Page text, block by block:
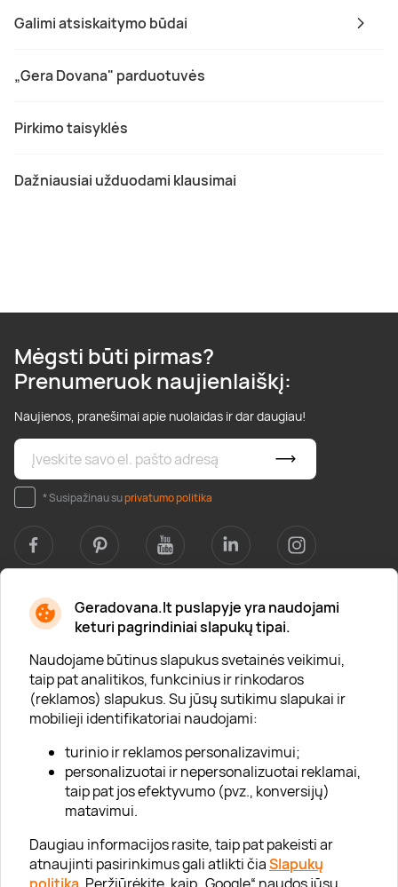
Geradovana.lt puslapyje yra naudojami
keturi pagrindiniai slapukų tipai.
Naudojame būtinus slapukus svetainės veikimui,
taip pat analitikos, funkcinius ir rinkodaros
(reklamos) slapukus. Su jūsų sutikimu slapukai ir
mobilieji identifikatoriai naudojami:
turinio ir reklamos personalizavimui;
personalizuotai ir nepersonalizuotai reklamai,
taip pat jos efektyvumo (pvz., konversijų)
matavimui.
Daugiau informacijos rasite, taip pat pakeisti ar
atnaujinti pasirinkimus gali atlikti čiaSlapukų
Galimi atsiskaitymo būdai
„Gera Dovana" parduotuvės
Pirkimo taisyklės
Dažniausiai užduodami klausimai
Mėgsti būti pirmas?
Prenumeruok naujienlaiškį:
Naujienos, pranešimai apie nuolaidas ir dar daugiau!
* Susipažinau suprivatumo politika
Apie mus
Apie „Gera Dovana“
Lojalumo klubas
Karjera
Visi partneriai
Kontaktai
Tinklaraštis
Informacija